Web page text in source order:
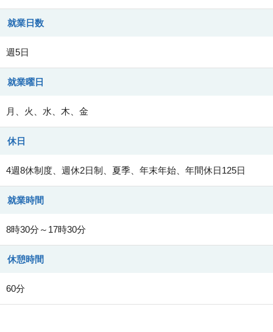
就業日数
週5日
就業曜日
月、火、水、木、金
休日
4週8休制度、週休2日制、夏季、年末年始、年間休日125日
就業時間
8時30分～17時30分
休憩時間
60分